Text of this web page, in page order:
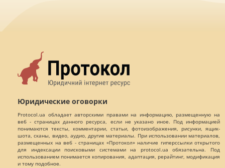
Юридические оговорки
Protocol.ua обладает авторскими правами на информацию, размещенную на
веб - страницах данного ресурса, если не указано иное. Под информацией
понимаются тексты, комментарии, статьи, фотоизображения, рисунки, ящик-
шота, сканы, видео, аудио, другие материалы. При использовании материалов,
размещенных на веб - страницах «Протокол» наличие гиперссылки открытого
для индексации поисковыми системами на protocol.ua обязательна. Под
использованием понимается копирования, адаптация, рерайтинг, модификация
и тому подобное.